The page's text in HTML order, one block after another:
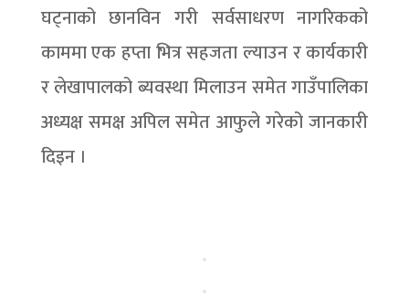
घट्नाको छानविन गरी सर्वसाधरण नागरिकको
काममा एक हप्ता भित्र सहजता ल्याउन र कार्यकारी
र लेखापालको ब्यवस्था मिलाउन समेत गाउँपालिका
अध्यक्ष समक्ष अपिल समेत आफुले गरेको जानकारी
दिइन ।